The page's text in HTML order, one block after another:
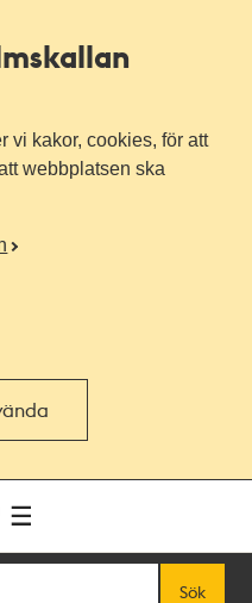
vi kakor, cookies, för att
webbplatsen ska
Sök